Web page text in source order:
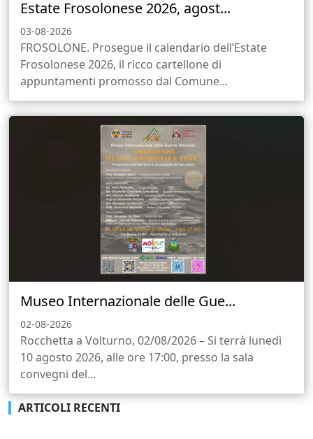
Estate Frosolonese 2026, agost...
03-08-2026
FROSOLONE. Prosegue il calendario dell’Estate
Frosolonese 2026, il ricco cartellone di
appuntamenti promosso dal Comune...
Museo Internazionale delle Gue...
02-08-2026
Rocchetta a Volturno, 02/08/2026 – Si terrà lunedì
10 agosto 2026, alle ore 17:00, presso la sala
convegni del...
ARTICOLI RECENTI